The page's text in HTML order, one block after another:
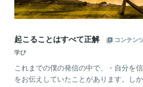
起こることはすべて正解
コンテンツ
学び
これまでの僕の発信の中で、・自分を
をお伝えしていたことがあります。し